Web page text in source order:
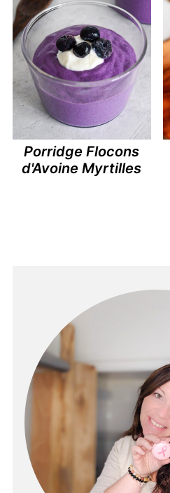
Porridge Flocons
d'Avoine Myrtilles